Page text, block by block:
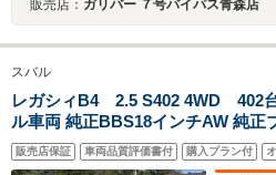
販売店： ガリバー ７号バイパス青森店
スバル
レガシィB4 2.5 S402 4WD 402
ル車両 純正BBS18インチAW 純正
Fスポイラー 純正マッキントッシュ
ナビ/フルセグTV バックカメラ STI
販売店保証 車両品質評価書付 購入プラン付